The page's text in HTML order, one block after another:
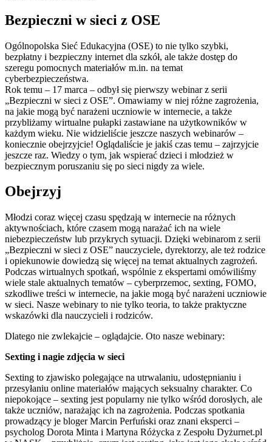
Bezpieczni w sieci z OSE
Ogólnopolska Sieć Edukacyjna (OSE) to nie tylko szybki,
bezpłatny i bezpieczny internet dla szkół, ale także dostęp do
szeregu pomocnych materiałów m.in. na temat
cyberbezpieczeństwa.
Rok temu – 17 marca – odbył się pierwszy webinar z serii
„Bezpieczni w sieci z OSE”. Omawiamy w niej różne zagrożenia,
na jakie mogą być narażeni uczniowie w internecie, a także
przybliżamy wirtualne pułapki zastawiane na użytkowników w
każdym wieku. Nie widzieliście jeszcze naszych webinarów –
koniecznie obejrzyjcie! Oglądaliście je jakiś czas temu – zajrzyjcie
jeszcze raz. Wiedzy o tym, jak wspierać dzieci i młodzież w
bezpiecznym poruszaniu się po sieci nigdy za wiele.
Obejrzyj
Młodzi coraz więcej czasu spędzają w internecie na różnych
aktywnościach, które czasem mogą narażać ich na wiele
niebezpieczeństw lub przykrych sytuacji. Dzięki webinarom z serii
„Bezpieczni w sieci z OSE” nauczyciele, dyrektorzy, ale też rodzice
i opiekunowie dowiedzą się więcej na temat aktualnych zagrożeń.
Podczas wirtualnych spotkań, wspólnie z ekspertami omówiliśmy
wiele stale aktualnych tematów – cyberprzemoc, sexting, FOMO,
szkodliwe treści w internecie, na jakie mogą być narażeni uczniowie
w sieci. Nasze webinary to nie tylko teoria, to także praktyczne
wskazówki dla nauczycieli i rodziców.
Dlatego nie zwlekajcie – oglądajcie. Oto nasze webinary:
Sexting i nagie zdjęcia w sieci
Sexting to zjawisko polegające na utrwalaniu, udostępnianiu i
przesyłaniu online materiałów mających seksualny charakter. Co
niepokojące – sexting jest popularny nie tylko wśród dorosłych, ale
także uczniów, narażając ich na zagrożenia. Podczas spotkania
prowadzący je bloger Marcin Perfuński oraz znani eksperci –
psycholog Dorota Minta i Martyna Różycka z Zespołu Dyżurnet.pl